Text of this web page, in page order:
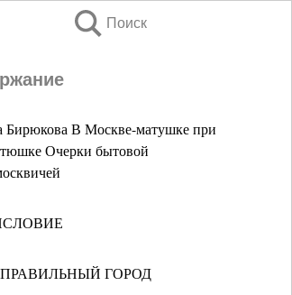
Поиск
Бирюкова В Москве-матушке при
Очерки бытовой
ПРАВИЛЬНЫЙ ГОРОД